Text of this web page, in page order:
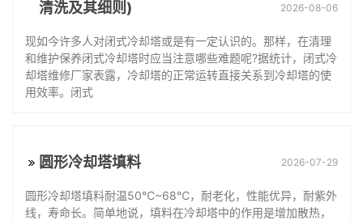
清洗及其细则)
2026-08-06
现如今许多人对闭式冷却塔或是有一定认识的。那样，在清理
和维护保养闭式冷却塔时应当注意哪些难题呢?据统计，闭式冷
却塔维修厂家表露，冷却塔的正常运转直接关系到冷却塔的使
用效率。闭式
圆形冷却塔填料 2026-07-29
圆形冷却塔填料耐温50℃~68℃，耐老化，性能优异，耐紫外
线，寿命长。简单地说，填料在冷却塔中的作用是增加散热，